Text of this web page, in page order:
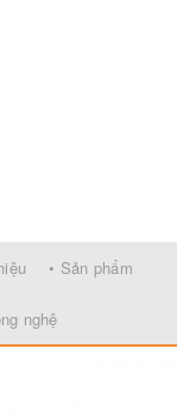
• Sản phẩm
nghệ